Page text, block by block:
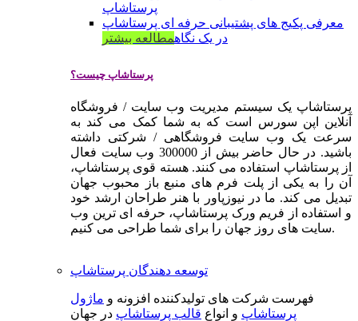
پرستاشاپ
معرفی پکیج های پشتیبانی حرفه ای پرستاشاپ
در یک نگاهمطالعه بیشتر
پرستاشاپ چیست؟
پرستاشاپ یک سیستم مدیریت وب سایت / فروشگاه
آنلاین اپن سورس است که به شما کمک می کند به
سرعت یک وب سایت فروشگاهی / شرکتی داشته
باشید. در حال حاضر بیش از 300000 وب سایت فعال
از پرستاشاپ استفاده می کنند. هسته قوی پرستاشاپ،
آن را به یکی از پلت فرم های منبع باز محبوب جهان
تبدیل می کند. ما در نیوزپاور با هنر طراحان ارشد خود
و استفاده از فریم ورک پرستاشاپ، حرفه ای ترین وب
سایت های روز جهان را برای شما طراحی می کنیم.
توسعه دهندگان پرستاشاپ
فهرست شرکت های تولیدکننده افزونه و ماژول
پرستاشاپ و انواع قالب پرستاشاپ در جهان